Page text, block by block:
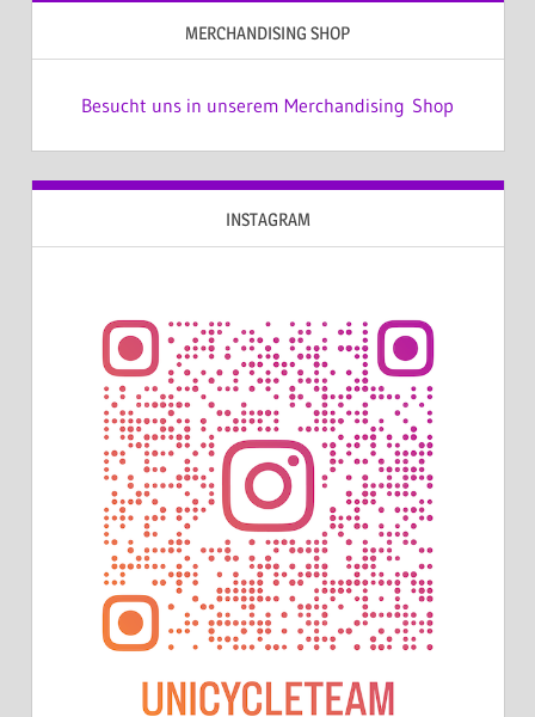
MERCHANDISING SHOP
Besucht uns in unserem Merchandising Shop
INSTAGRAM